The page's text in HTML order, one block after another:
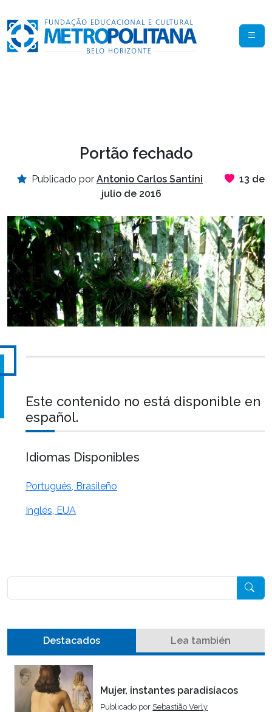
Portão fechado
Publicado por Antonio Carlos Santini
13 de
julio de 2016
Este contenido no está disponible en
español.
Idiomas Disponibles
Portugués, Brasileño
Inglés, EUA
Destacados Lea también
Mujer, instantes paradisíacos
Publicado por Sebastião Verly